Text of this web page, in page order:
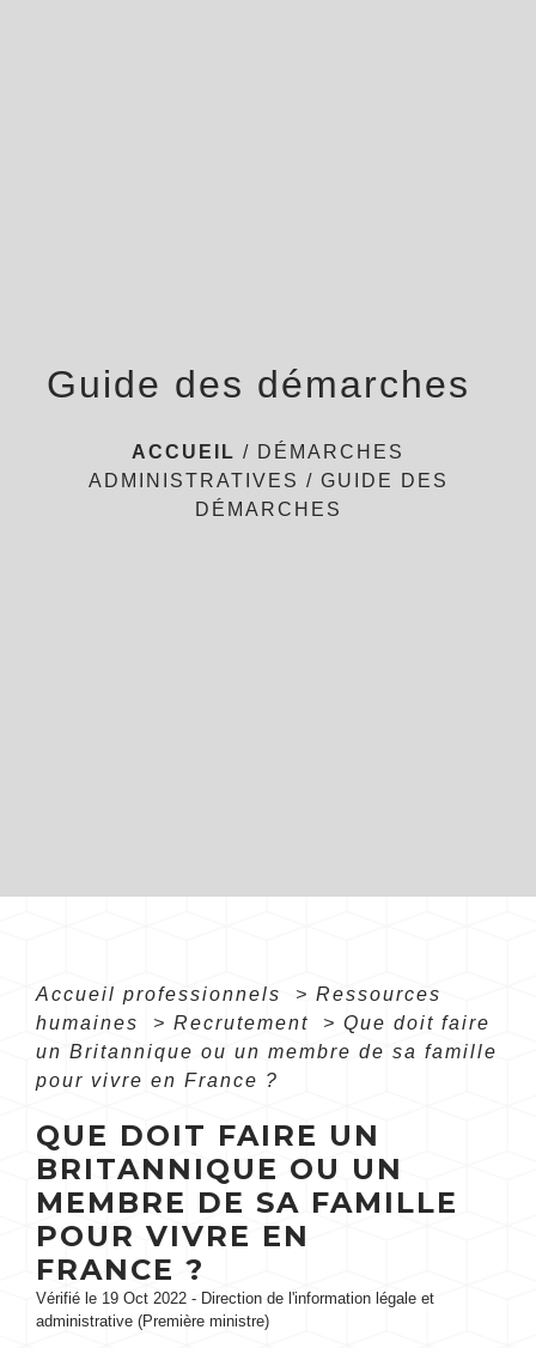
Guide des démarches
ACCUEIL / DÉMARCHES
ADMINISTRATIVES / GUIDE DES
DÉMARCHES
Accueil professionnels > Ressources
humaines
> Recrutement > Que doit faire
un Britannique ou un membre de sa famille
pour vivre en France ?
QUE DOIT FAIRE UN
BRITANNIQUE OU UN
MEMBRE DE SA FAMILLE
POUR VIVRE EN
FRANCE ?
Vérifié le 19 Oct 2022 - Direction de l'information légale et
administrative (Première ministre)